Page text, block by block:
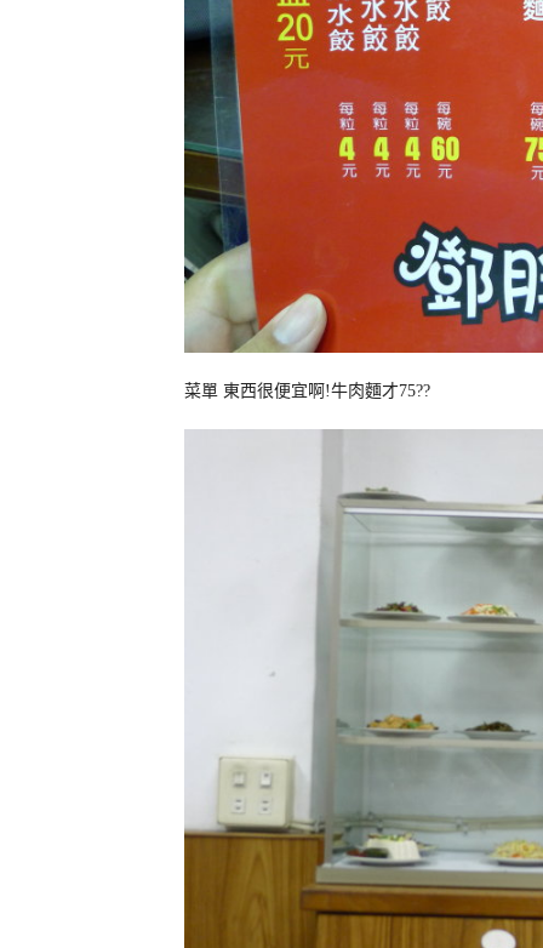
菜單 東西很便宜啊!牛肉麵才75??